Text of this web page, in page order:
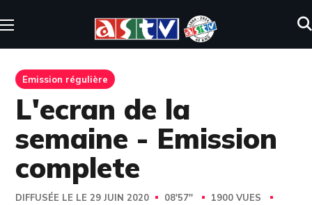
Emission régulière
L'ecran de la
semaine - Emission
complete
DIFFUSÉE LE LE 29 JUIN 2020 08'57''
1900 VUES